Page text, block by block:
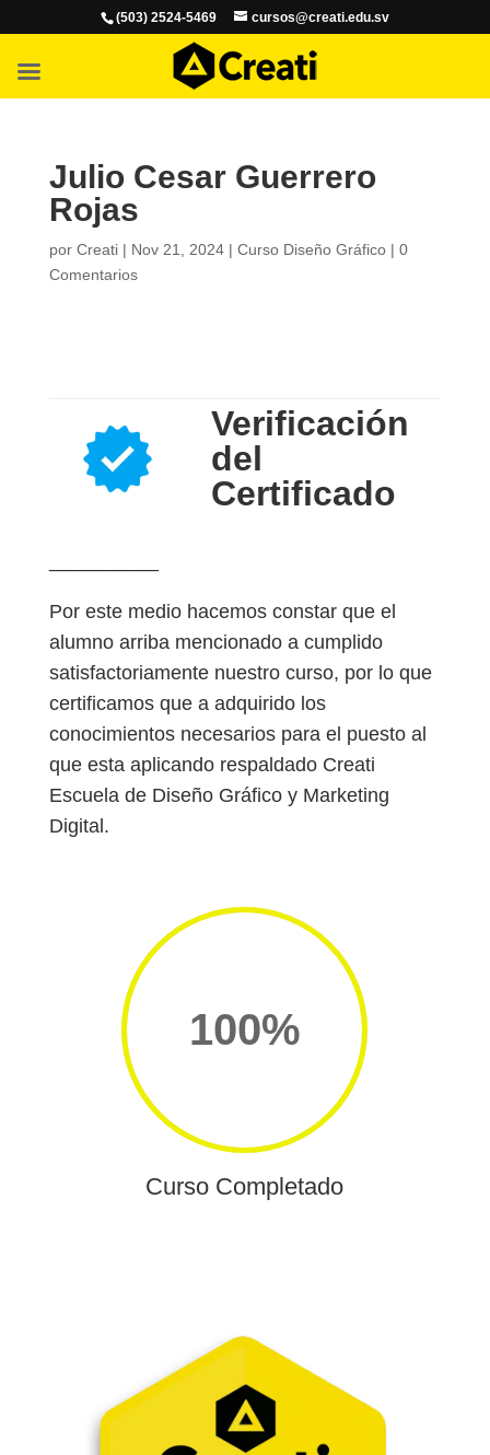
(503) 2524-5469 cursos@creati.edu.sv
Julio Cesar Guerrero
Rojas
por Creati| Nov 21, 2024| Curso Diseño Gráfico| 0
Comentarios
Verificación
del
Certificado
Por este medio hacemos constar que el
alumno arriba mencionado a cumplido
satisfactoriamente nuestro curso, por lo que
certificamos que a adquirido los
conocimientos necesarios para el puesto al
que esta aplicando respaldado Creati
Escuela de Diseño Gráfico y Marketing
Digital.
100%
Curso Completado